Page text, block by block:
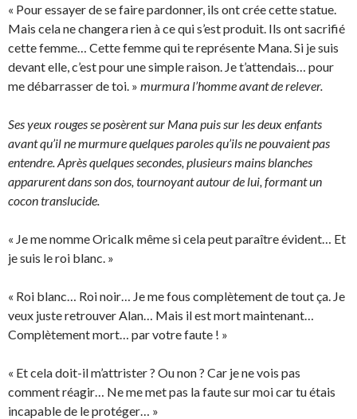
« Pour essayer de se faire pardonner, ils ont crée cette statue.
Mais cela ne changera rien à ce qui s’est produit. Ils ont sacrifié
cette femme… Cette femme qui te représente Mana. Si je suis
devant elle, c’est pour une simple raison. Je t’attendais… pour
me débarrasser de toi. » murmura l’homme avant de relever.
Ses yeux rouges se posèrent sur Mana puis sur les deux enfants
avant qu’il ne murmure quelques paroles qu’ils ne pouvaient pas
entendre. Après quelques secondes, plusieurs mains blanches
apparurent dans son dos, tournoyant autour de lui, formant un
cocon translucide.
« Je me nomme Oricalk même si cela peut paraître évident… Et
je suis le roi blanc. »
« Roi blanc… Roi noir… Je me fous complètement de tout ça. Je
veux juste retrouver Alan… Mais il est mort maintenant…
Complètement mort… par votre faute ! »
« Et cela doit-il m’attrister ? Ou non ? Car je ne vois pas
comment réagir… Ne me met pas la faute sur moi car tu étais
incapable de le protéger… »